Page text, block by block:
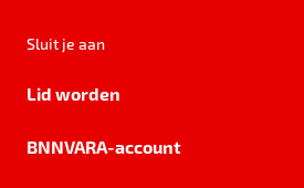
Sluit je aan
Lid worden
BNNVARA-account